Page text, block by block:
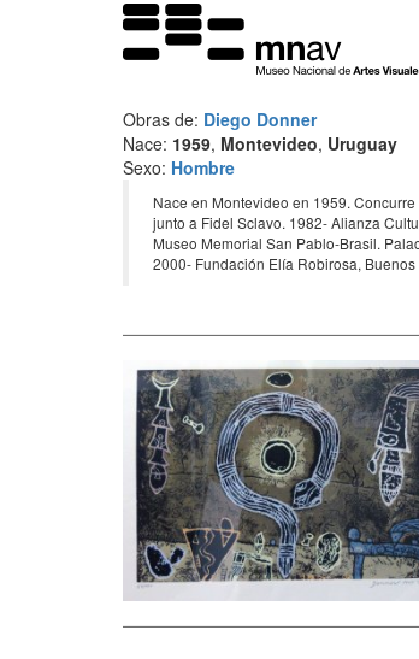
Obras de: Diego Donner
Nace: 1959, Montevideo, Uruguay
Sexo: Hombre
Nace en Montevideo en 1959.
junto a Fidel Sclavo. 1982- Alianza
Museo Memorial San Pablo-Brasil.
2000- Fundación Elía Robirosa,